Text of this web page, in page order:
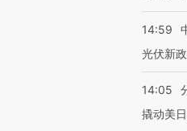
14:59
光伏新
14:05
撬动美